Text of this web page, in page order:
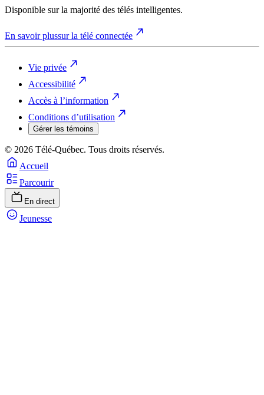
Disponible sur la majorité des télés intelligentes.
En savoir plussur la télé connectée
Vie privée
Accessibilité
Accès à l’information
Conditions d’utilisation
Gérer les témoins
© 2026 Télé-Québec. Tous droits réservés.
Accueil
Parcourir
En direct
Jeunesse